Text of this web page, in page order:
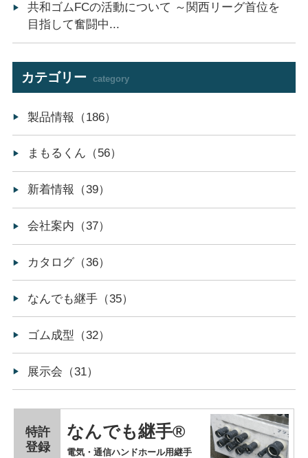
共和ゴムFCの活動について ～関西リーグ首位を
目指して奮闘中...
カテゴリー category
製品情報（186）
まもるくん（56）
新着情報（39）
会社案内（37）
カタログ（36）
なんでも継手（35）
ゴム成型（32）
展示会（31）
なんでも継手®
特許
登録
電気・通信ハンドホール用継手